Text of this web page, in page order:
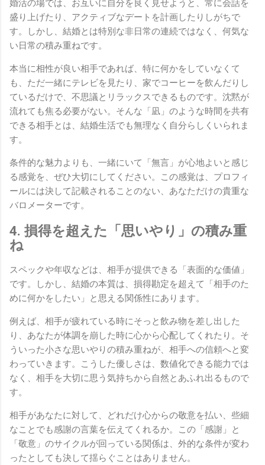
婚活の場では、お互いに自分を良く見せようと、常に会話を
盛り上げたり、アクティブなデートを計画したりしがちで
す。しかし、結婚とは特別な非日常の連続ではなく、何気な
い日常の積み重ねです。
本当に相性が良い相手であれば、特に何かをしていなくて
も、ただ一緒にテレビを見たり、家でコーヒーを飲んだりし
ているだけで、不思議とリラックスできるものです。沈黙が
流れても焦る必要がない。そんな「凪」のような時間を共有
できる相手とは、結婚生活でも無理なく自分らしくいられま
す。
条件的な魅力よりも、一緒にいて「無言」が心地よいと感じ
る感覚を、ぜひ大切にしてください。この感覚は、プロフィ
ールには決して記載されることのない、あなただけの貴重な
バロメーターです。
4. 損得を超えた「思いやり」の積み重
ね
スペックや年収などは、相手が提供できる「表面的な価値」
です。しかし、結婚の本質は、損得勘定を超えて「相手のた
めに何かをしたい」と思える関係性にあります。
例えば、相手が疲れている時にそっと飲み物を差し出した
り、あなたが体調を崩した時に心から心配してくれたり。そ
ういった小さな思いやりの積み重ねが、相手への信頼へと変
わっていきます。こうした優しさは、数値化できる能力では
なく、相手を大切に思う気持ちから自然とあふれ出るもので
す。
相手があなたに対して、どれだけ心からの敬意を払い、些細
なことでも感謝の言葉を伝えてくれるか。この「感謝」と
「敬意」のサイクルが回っている関係は、外的な条件が変わ
ったとしても決して揺らぐことはありません。